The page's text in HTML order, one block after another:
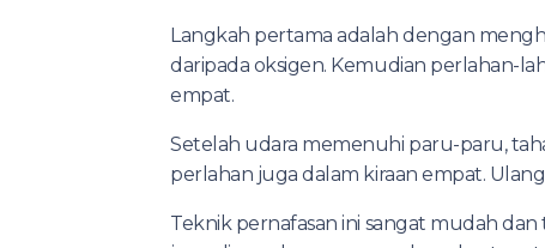
Langkah pertama adalah dengan
daripada oksigen. Kemudian perlahan-
empat.
Setelah udara memenuhi paru-paru,
perlahan juga dalam kiraan empat.
Teknik pernafasan ini sangat mudah